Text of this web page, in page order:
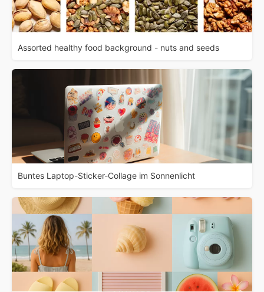
Assorted healthy food background - nuts and seeds
Buntes Laptop-Sticker-Collage im Sonnenlicht